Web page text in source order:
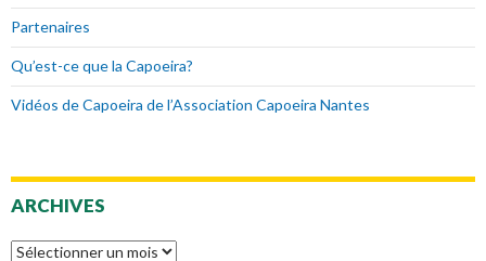
Partenaires
Qu’est-ce que la Capoeira?
Vidéos de Capoeira de l’Association Capoeira Nantes
ARCHIVES
Archives